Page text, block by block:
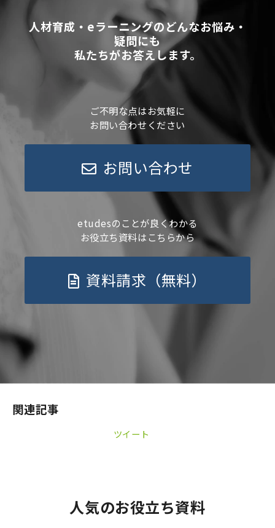
人材育成・eラーニングのどんなお悩み・
疑問にも
私たちがお答えします。
ご不明な点はお気軽に
お問い合わせください
お問い合わせ
etudesのことが良くわかる
お役立ち資料はこちらから
資料請求（無料）
関連記事
ツイート
人気のお役立ち資料